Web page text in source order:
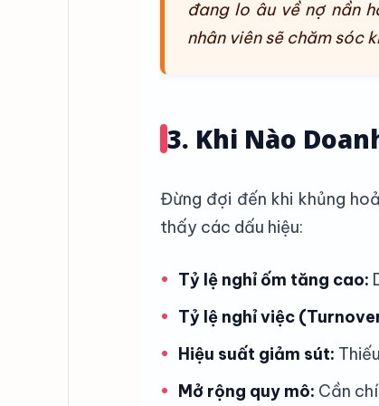
đang lo âu về nợ nần
nhân viên sẽ chăm sóc
3. Khi Nào
Đừng đợi đến khi khủng
thấy các dấu hiệu:
• Tỷ lệ nghỉ ốm tăng cao:
• Tỷ lệ nghỉ việc
• Hiệu suất giảm sút:
• Mở rộng quy mô: Cần